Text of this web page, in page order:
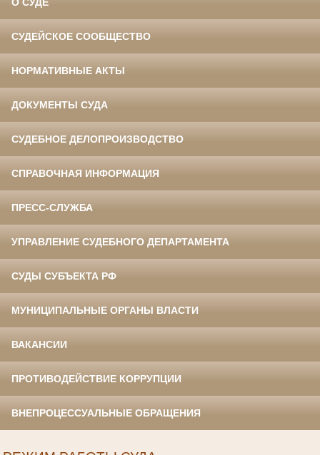
СУДЕЙСКОЕ СООБЩЕСТВО
НОРМАТИВНЫЕ АКТЫ
ДОКУМЕНТЫ СУДА
СУДЕБНОЕ ДЕЛОПРОИЗВОДСТВО
СПРАВОЧНАЯ ИНФОРМАЦИЯ
ПРЕСС-СЛУЖБА
УПРАВЛЕНИЕ СУДЕБНОГО ДЕПАРТАМЕНТА
СУДЫ СУБЪЕКТА РФ
МУНИЦИПАЛЬНЫЕ ОРГАНЫ ВЛАСТИ
ВАКАНСИИ
ПРОТИВОДЕЙСТВИЕ КОРРУПЦИИ
ВНЕПРОЦЕССУАЛЬНЫЕ ОБРАЩЕНИЯ